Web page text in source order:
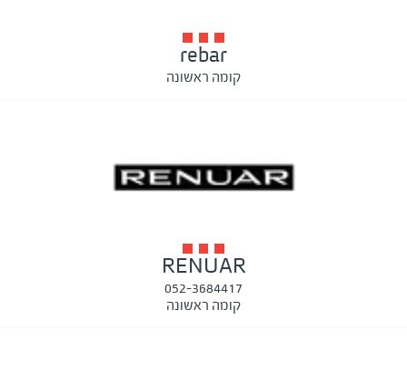
rebar
קומה ראשונה
RENUAR
052-3684417
קומה ראשונה